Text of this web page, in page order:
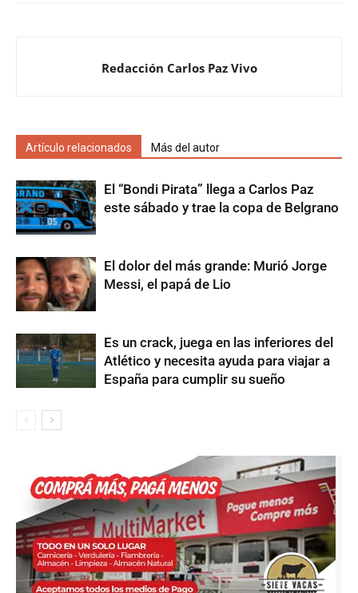
Redacción Carlos Paz Vivo
Artículo relacionados Más del autor
El “Bondi Pirata” llega a Carlos Paz
este sábado y trae la copa de Belgrano
El dolor del más grande: Murió Jorge
Messi, el papá de Lio
Es un crack, juega en las inferiores del
Atlético y necesita ayuda para viajar a
España para cumplir su sueño